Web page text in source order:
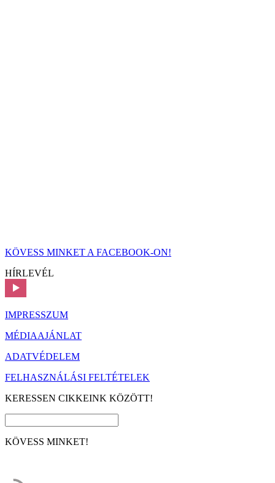
KÖVESS MINKET A FACEBOOK-ON!
HÍRLEVÉL
IMPRESSZUM
MÉDIAAJÁNLAT
ADATVÉDELEM
FELHASZNÁLÁSI FELTÉTELEK
KERESSEN CIKKEINK KÖZÖTT!
KÖVESS MINKET!